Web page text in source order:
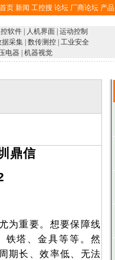
首页 新闻 工控搜 论坛 厂商论坛 产品
软件 人机界面 运动控制
据采集 数传测控 工业安全
电器 机器视觉
鼎信
为重要。想要保障线
铁塔、金具等等。然
期长、效率低、无法